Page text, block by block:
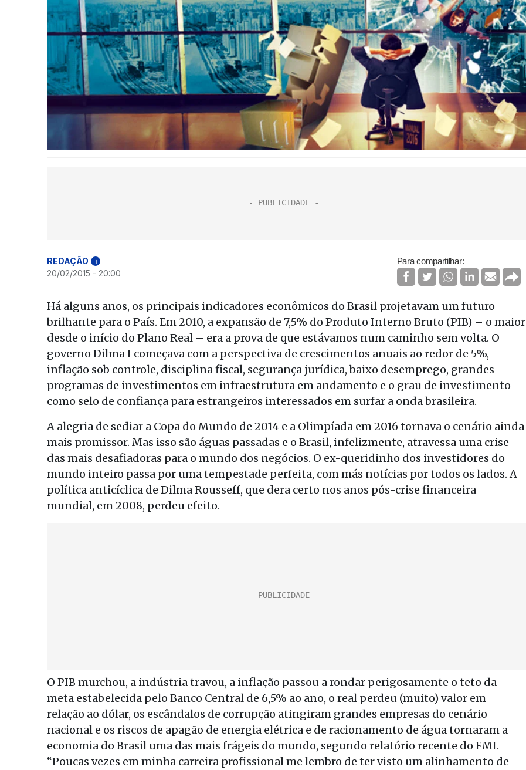
REDAÇÃO i
20/02/2015 - 20:00
Para compartilhar:
Há alguns anos, os principais indicadores econômicos do Brasil projetavam um futuro
brilhante para o País. Em 2010, a expansão de 7,5% do Produto Interno Bruto (PIB) – o maior
desde o início do Plano Real – era a prova de que estávamos num caminho sem volta. O
governo Dilma I começava com a perspectiva de crescimentos anuais ao redor de 5%,
inflação sob controle, disciplina fiscal, segurança jurídica, baixo desemprego, grandes
programas de investimentos em infraestrutura em andamento e o grau de investimento
como selo de confiança para estrangeiros interessados em surfar a onda brasileira.
A alegria de sediar a Copa do Mundo de 2014 e a Olimpíada em 2016 tornava o cenário ainda
mais promissor. Mas isso são águas passadas e o Brasil, infelizmente, atravessa uma crise
das mais desafiadoras para o mundo dos negócios. O ex-queridinho dos investidores do
mundo inteiro passa por uma tempestade perfeita, com más notícias por todos os lados. A
política anticíclica de Dilma Rousseff, que dera certo nos anos pós-crise financeira
mundial, em 2008, perdeu efeito.
O PIB murchou, a indústria travou, a inflação passou a rondar perigosamente o teto da
meta estabelecida pelo Banco Central de 6,5% ao ano, o real perdeu (muito) valor em
relação ao dólar, os escândalos de corrupção atingiram grandes empresas do cenário
nacional e os riscos de apagão de energia elétrica e de racionamento de água tornaram a
economia do Brasil uma das mais frágeis do mundo, segundo relatório recente do FMI.
“Poucas vezes em minha carreira profissional me lembro de ter visto um alinhamento de